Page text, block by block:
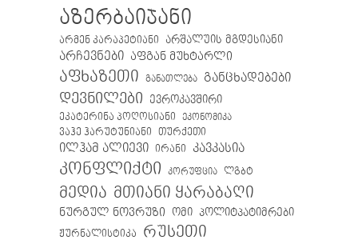
აზერბაიჯანი
არმენ კარაპეტიანი არშალუის მგდესიანი
არჩევნები აფგან მუხტარლი
აფხაზეთი განათლება განცხადებები
დევნილები
ევროკავშირი
ეკატერინა პოღოსიანი
ეკონომიკა
ვაჰე ჰარუტუნიანი თურქეთი
ილჰამ ალიევი ირანი კავკასია
კონფლიქტი კორუფცია ლგბტ
მედია მთიანი ყარაბაღი
ნურგულ ნოვრუზი ომი პოლიტპატიმრები
ჟურნალისტიკა
რუსეთი